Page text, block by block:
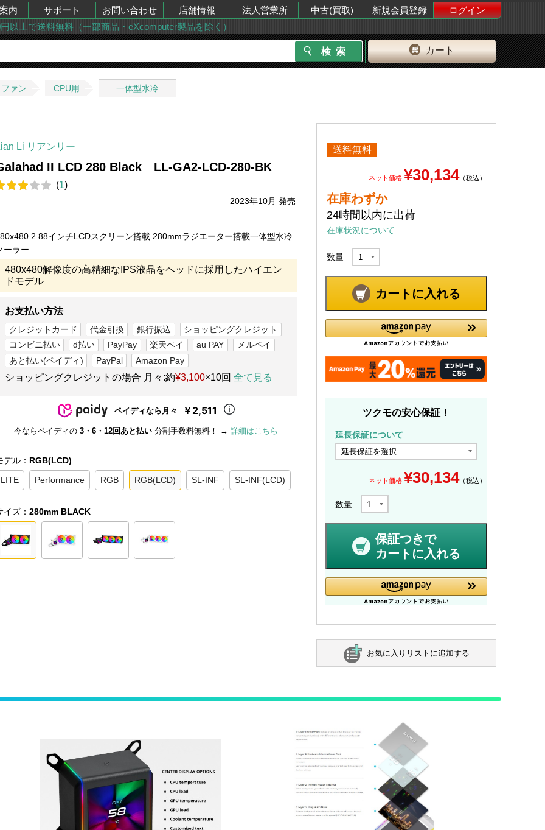
内 サポート お問い合わせ 店舗情報 法人営業所 中古(買取) 新規会員登録
ログイン
以上で送料無料（一部商品・eXcomputer製品を除く）
カート
ァン CPU用 一体型水冷
Li リアンリー
II LCD 280 Black LL-GA2-LCD-280-BK
(1)
2023年10月 発売
2.88インチLCDスクリーン搭載 280mmラジエーター搭載一体型水冷
ーラー
480x480解像度の高精細なIPS液晶をヘッドに採用したハイエン
ドモデル
お支払い方法
クレジットカード 代金引換 銀行振込
ショッピングクレジット
コンビニ払い
d払い PayPay 楽天ペイ au PAY
メルペイ
あと払い(ペイディ)
PayPal Amazon Pay
ショッピングクレジットの場合 月々:約¥3,100×10回 全て見る
ペイディなら月々 ￥2,511
今ならペイディの 3・6・12回あと払い 分割手数料無料！ → 詳細はこちら
デル： RGB(LCD)
LITE Performance RGB RGB(LCD) SL-INF SL-INF(LCD)
イズ： 280mm BLACK
送料無料
ネット価格 ¥30,134（税込）
在庫わずか
24時間以内に出荷
在庫状況について
数量
カートに入れる
ツクモの安心保証！
延長保証について
ネット価格 ¥30,134（税込）
数量
保証つきで
カートに入れる
お気に入りリストに追加する